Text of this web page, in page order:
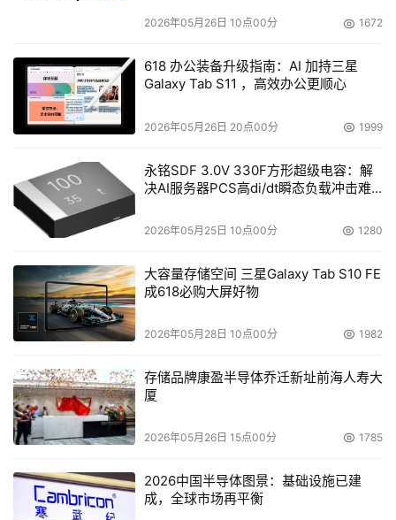
2026年05月26日 10点00分 1672
618 办公装备升级指南：AI 加持三星
Galaxy Tab S11 ，高效办公更顺心
2026年05月26日 20点00分 1999
永铭SDF 3.0V 330F方形超级电容：解
决AI服务器PCS高di/dt瞬态负载冲击难
2026年05月25日 10点00分 1280
大容量存储空间 三星Galaxy Tab S10 FE
成618必购大屏好物
2026年05月28日 10点00分 1982
存储品牌康盈半导体乔迁新址前海人寿大
厦
2026年05月26日 15点00分 1785
2026中国半导体图景：基础设施已建
成，全球市场再平衡